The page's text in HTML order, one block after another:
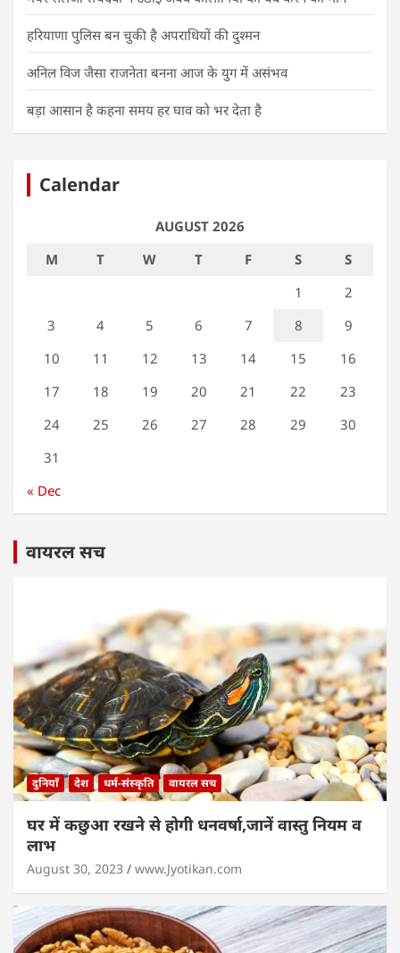
हरियाणा पुलिस बन चुकी है अपराधियों की दुश्मन
अनिल विज जैसा राजनेता बनना आज के युग में असंभव
बड़ा आसान है कहना समय हर घाव को भर देता है
Calendar
AUGUST 2026
M
T W T F S
S
1
2
3
4 5 6 7 8
9
10
11 12 13 14 15
16
17
18 19 20 21 22
23
24
25 26 27 28 29
30
31
« Dec
वायरल सच
दुनियाँ देश धर्म-संस्कृति वायरल सच
घर में कछुआ रखने से होगी धनवर्षा,जानें वास्तु नियम व
लाभ
August 30, 2023 www.Jyotikan.com